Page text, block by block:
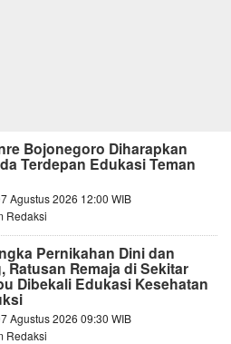
Bojonegoro Diharapkan
Terdepan Edukasi Teman
Agustus 2026 12:00 WIB
Redaksi
Pernikahan Dini dan
Ratusan Remaja di Sekitar
Dibekali Edukasi Kesehatan
Agustus 2026 09:30 WIB
Redaksi